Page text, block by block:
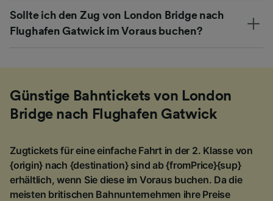
Sollte ich den Zug von London Bridge nach
Flughafen Gatwick im Voraus buchen?
Günstige Bahntickets von London
Bridge nach Flughafen Gatwick
Zugtickets für eine einfache Fahrt in der 2. Klasse von
{origin} nach {destination} sind ab {fromPrice}{sup}
erhältlich, wenn Sie diese im Voraus buchen. Da die
meisten britischen Bahnunternehmen ihre Preise